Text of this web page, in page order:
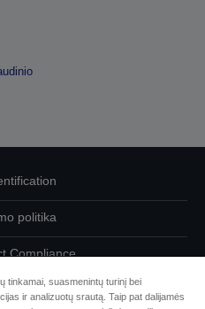
politika
Compliance
dėl savo duomenų
tinkamai, suasmenintų turinį bei
ir analizuotų srautą. Taip pat dalijamės